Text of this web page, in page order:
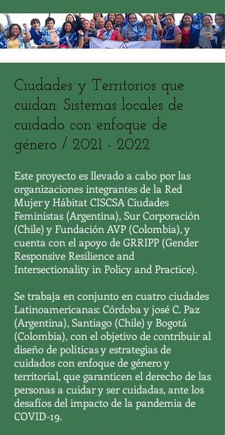
Ciudades y Territorios que
cuidan: Sistemas locales de
cuidado con enfoque de
género / 2021 - 2022
Este proyecto es llevado a cabo por las
organizaciones integrantes de la Red
Mujer y Hábitat CISCSA Ciudades
Feministas (Argentina), Sur Corporación
(Chile) y Fundación AVP (Colombia), y
cuenta con el apoyo de GRRIPP (Gender
Responsive Resilience and
Intersectionality in Policy and Practice).
Se trabaja en conjunto en cuatro ciudades
Latinoamericanas: Córdoba y josé C. Paz
(Argentina), Santiago (Chile) y Bogotá
(Colombia), con el objetivo de contribuir al
diseño de políticas y estrategias de
cuidados con enfoque de género y
territorial, que garanticen el derecho de las
personas a cuidar y ser cuidadas, ante los
desafíos del impacto de la pandemia de
COVID-19.